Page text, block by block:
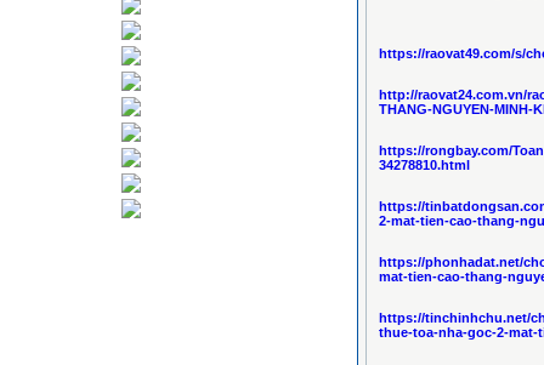
https://raovat49.com/s/
http://raovat24.com.vn/
THANG-NGUYEN-MINH-
https://rongbay.com/
34278810.html
https://
2-mat-tien-cao-thang-
https://phonhadat.net/
mat-tien-cao-thang-
https://tinchinhchu.net/
thue-toa-nha-goc-2-mat-